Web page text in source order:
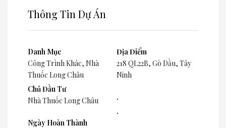
Thông Tin Dự Án
Danh Mục
Công Trình Khác, Nhà
Thuốc Long Châu
Chủ Đầu Tư
Nhà Thuốc Long Châu
Ngày Hoàn Thành
Địa Điểm
218 QL22B, Gò Dầu, Tây
Ninh
.
.